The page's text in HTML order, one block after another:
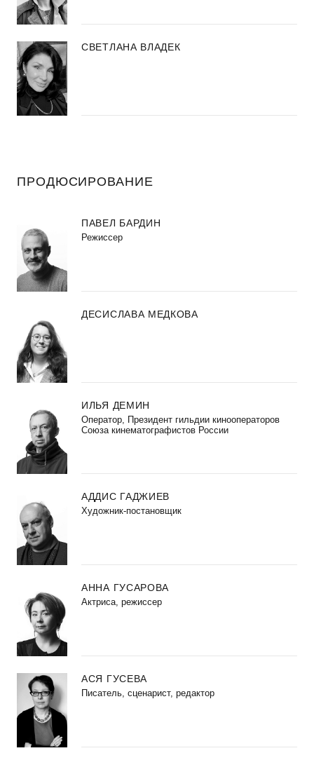
СВЕТЛАНА ВЛАДЕК
ПРОДЮСИРОВАНИЕ
ПАВЕЛ БАРДИН
Режиссер
ДЕСИСЛАВА МЕДКОВА
ИЛЬЯ ДЕМИН
Оператор, Президент гильдии кинооператоров
Союза кинематографистов России
АДДИС ГАДЖИЕВ
Художник-постановщик
АННА ГУСАРОВА
Актриса, режиссер
АСЯ ГУСЕВА
Писатель, сценарист, редактор